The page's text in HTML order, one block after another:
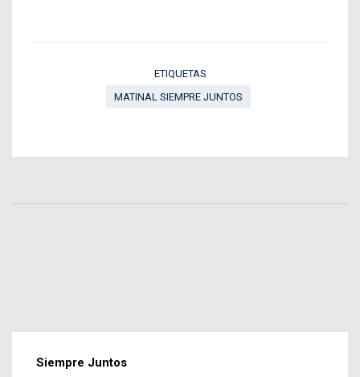
ETIQUETAS
MATINAL SIEMPRE JUNTOS
Siempre Juntos